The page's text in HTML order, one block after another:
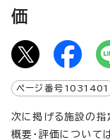
価
ページ番号 1031401
次に掲げる施設の指
概要・評価について